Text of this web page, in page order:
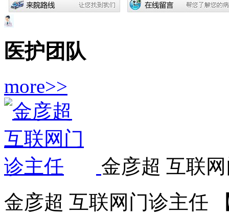
医护团队
more>>
金彦超 互联
金彦超 互联网门诊主任